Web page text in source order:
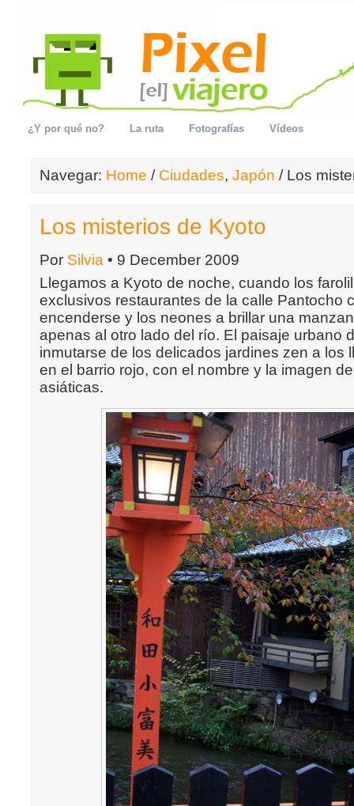
¿Y por qué no? La ruta Fotografías Vídeos
Navegar: Home / Ciudades, Japón / Los
Los misterios de Kyoto
Por Silvia • 9 December 2009
Llegamos a Kyoto de noche, cuando los
exclusivos restaurantes de la calle Pantocho
encenderse y los neones a brillar una
apenas al otro lado del río. El paisaje urbano
inmutarse de los delicados jardines zen a los
en el barrio rojo, con el nombre y la imagen
asiáticas.